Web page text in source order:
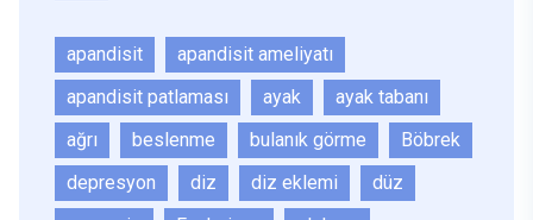
apandisit
apandisit ameliyatı
apandisit patlaması
ayak
ayak tabanı
ağrı
beslenme bulanık görme
Böbrek
depresyon
diz diz eklemi
düz